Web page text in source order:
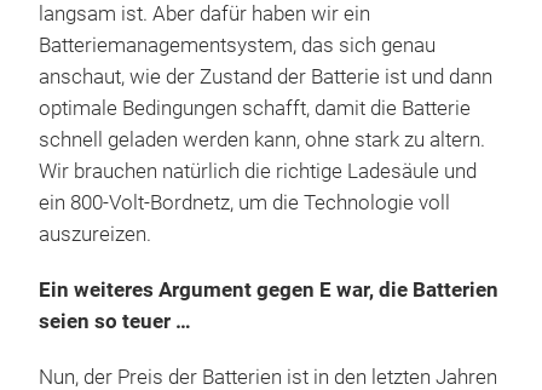
langsam ist. Aber dafür haben wir ein
Batteriemanagementsystem, das sich genau
anschaut, wie der Zustand der Batterie ist und dann
optimale Bedingungen schafft, damit die Batterie
schnell geladen werden kann, ohne stark zu altern.
Wir brauchen natürlich die richtige Ladesäule und
ein 800-Volt-Bordnetz, um die Technologie voll
auszureizen.
Ein weiteres Argument gegen E war, die Batterien
seien so teuer …
Nun, der Preis der Batterien ist in den letzten Jahren